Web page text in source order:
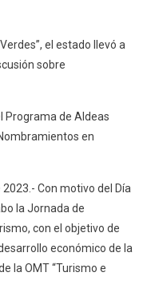
el estado llevó a
sobre
Programa de Aldeas
en
Con motivo del Día
la Jornada de
con el objetivo de
económico de la
la OMT “Turismo e